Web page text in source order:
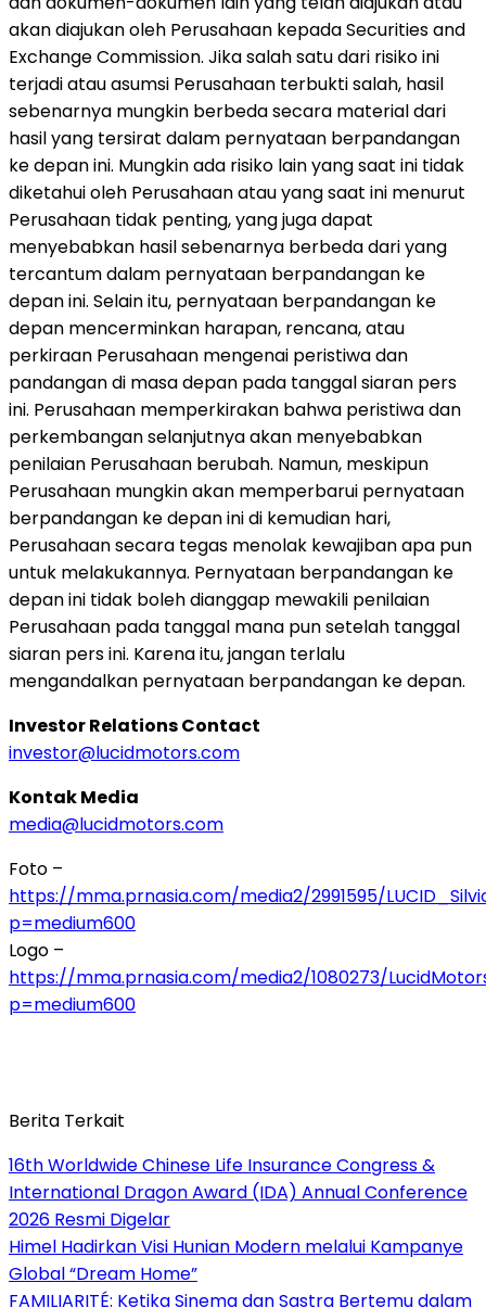
akan diajukan oleh Perusahaan kepada Securities and
Exchange Commission. Jika salah satu dari risiko ini
terjadi atau asumsi Perusahaan terbukti salah, hasil
sebenarnya mungkin berbeda secara material dari
hasil yang tersirat dalam pernyataan berpandangan
ke depan ini. Mungkin ada risiko lain yang saat ini tidak
diketahui oleh Perusahaan atau yang saat ini menurut
Perusahaan tidak penting, yang juga dapat
menyebabkan hasil sebenarnya berbeda dari yang
tercantum dalam pernyataan berpandangan ke
depan ini. Selain itu, pernyataan berpandangan ke
depan mencerminkan harapan, rencana, atau
perkiraan Perusahaan mengenai peristiwa dan
pandangan di masa depan pada tanggal siaran pers
ini. Perusahaan memperkirakan bahwa peristiwa dan
perkembangan selanjutnya akan menyebabkan
penilaian Perusahaan berubah. Namun, meskipun
Perusahaan mungkin akan memperbarui pernyataan
berpandangan ke depan ini di kemudian hari,
Perusahaan secara tegas menolak kewajiban apa pun
untuk melakukannya. Pernyataan berpandangan ke
depan ini tidak boleh dianggap mewakili penilaian
Perusahaan pada tanggal mana pun setelah tanggal
siaran pers ini. Karena itu, jangan terlalu
mengandalkan pernyataan berpandangan ke depan.
Investor Relations Contact
investor@lucidmotors.com
Kontak Media
media@lucidmotors.com
Foto –
https://mma.prnasia.com/media2/2991595/
p=medium600
Logo –
https://mma.prnasia.com/media2/1080273/
p=medium600
Berita Terkait
16th Worldwide Chinese Life Insurance Congress &
International Dragon Award (IDA) Annual Conference
2026 Resmi Digelar
Himel Hadirkan Visi Hunian Modern melalui Kampanye
Global “Dream Home”
FAMILIARITÉ: Ketika Sinema dan Sastra Bertemu dalam